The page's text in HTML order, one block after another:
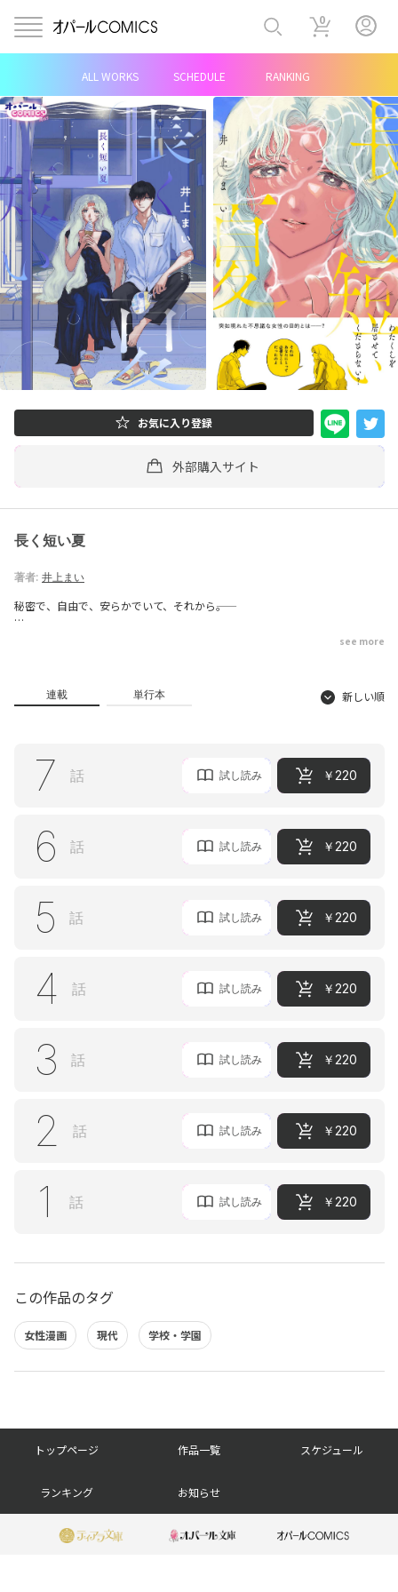
ALL WORKS SCHEDULE RANKING
0
お気に入り登録
外部購入サイト
長く短い夏
著者: 井上まい
秘密で、自由で、安らかでいて、それから――。
誰が何の目的で？ 不審に思った行野の前に現れたのは…？
人の心を鮮明に映し出す、繊細で優しい夏のヒューマンドラマ開幕!!
see more
連載 単行本 新しい順
7 話 試し読み ￥220
6 話 試し読み ￥220
5 話 試し読み ￥220
4 話 試し読み ￥220
3 話 試し読み ￥220
2 話 試し読み ￥220
1 話 試し読み ￥220
この作品のタグ
女性漫画 現代 学校・学園
タ
トップページ 作品一覧 スケジュール
ランキング お知らせ